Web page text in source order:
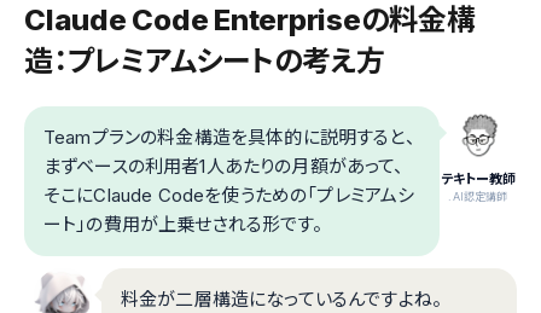
Claude Code Enterpriseの料金構
造：プレミアムシートの考え方
テキトー教師
.AI認定講師
Teamプランの料金構造を具体的に説明すると、
まずベースの利用者1人あたりの月額があって、
そこにClaude Codeを使うための「プレミアムシ
ート」の費用が上乗せされる形です。
料金が二層構造になっているんですよね。